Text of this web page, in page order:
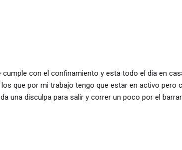
cumple con el confinamiento y esta todo el dia en
que por mi trabajo tengo que estar en activo
una disculpa para salir y correr un poco por el